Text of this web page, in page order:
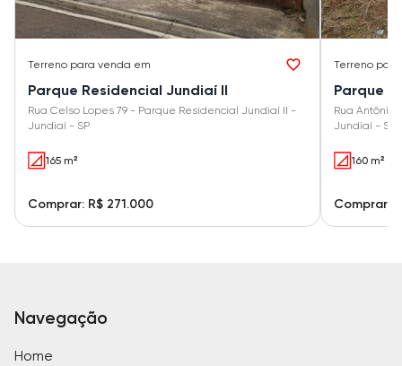
Terreno para venda em
Parque Residencial Jundiaí II
Rua Celso Lopes 79 - Parque Residencial Jundiaí II -
Jundiaí - SP
165 m²
Comprar: R$ 271.000
Terreno
Parque
Rua Antônio
Jundiaí - SP
160 m²
Comprar:
Navegação
Home